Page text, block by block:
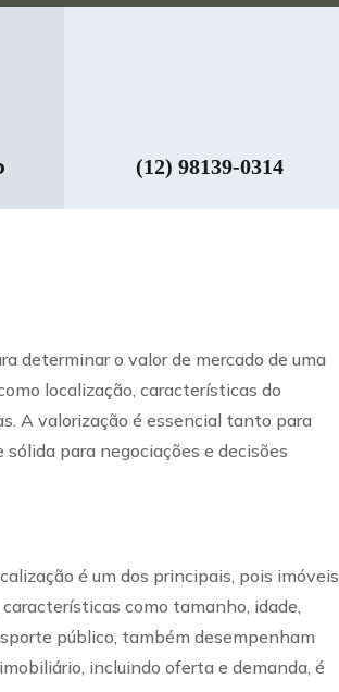
(12) 98139-0314
determinar o valor de mercado de uma
localização, características do
A valorização é essencial tanto para
para negociações e decisões
é um dos principais, pois imóveis
como tamanho, idade,
público, também desempenham
incluindo oferta e demanda, é